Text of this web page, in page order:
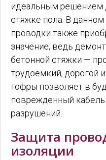
идеальным решением
стяжке пола. В
проводки также
значение, ведь
бетонной стяжки —
трудоемкий, дорогой
гофры позволяет в
поврежденный
разрушений.
Защита
изоляции